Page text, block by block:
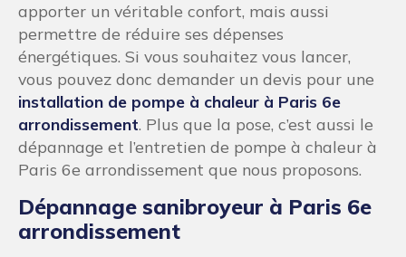
apporter un véritable confort, mais aussi
permettre de réduire ses dépenses
énergétiques. Si vous souhaitez vous lancer,
vous pouvez donc demander un devis pour une
installation de pompe à chaleur à Paris 6e
arrondissement. Plus que la pose, c’est aussi le
dépannage et l’entretien de pompe à chaleur à
Paris 6e arrondissement que nous proposons.
Dépannage sanibroyeur à Paris 6e
arrondissement